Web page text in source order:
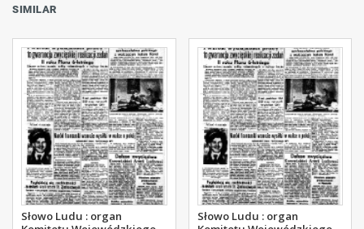
SIMILAR
Słowo Ludu : organ
Słowo Ludu : organ